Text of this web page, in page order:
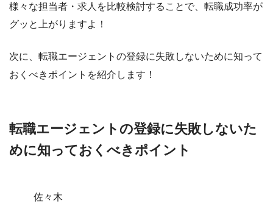
様々な担当者・求人を比較検討することで、転職成功率が
グッと上がりますよ！
次に、転職エージェントの登録に失敗しないために知って
おくべきポイントを紹介します！
転職エージェントの登録に失敗しないた
めに知っておくべきポイント
佐々木